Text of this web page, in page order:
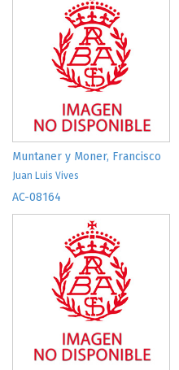
Muntaner y Moner, Francisco
Juan Luis Vives
AC-08164